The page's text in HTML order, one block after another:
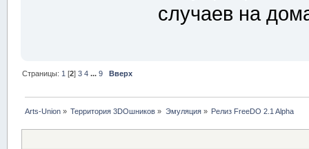
случаев на
Страницы: 1 [2]3 4 ...9 Вверх
Arts-Union » Территория 3DOшников » Эмуляция» Релиз FreeDO 2.1 Alpha